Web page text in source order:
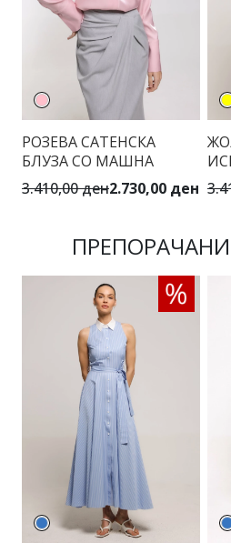
РОЗЕВА САТЕНСКА
БЛУЗА СО МАШНА
3.410,00 ден2.730,00 ден